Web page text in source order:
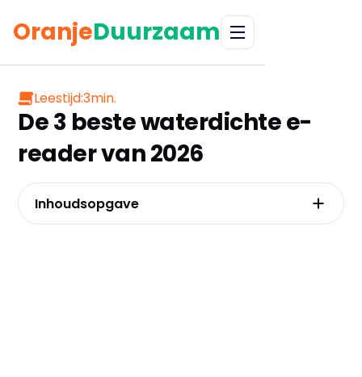
OranjeDuurzaam
Leestijd:3min.
De 3 beste waterdichte e-
reader van 2026
Inhoudsopgave
Kobo Libra Colour zwart – De kleurenmeester